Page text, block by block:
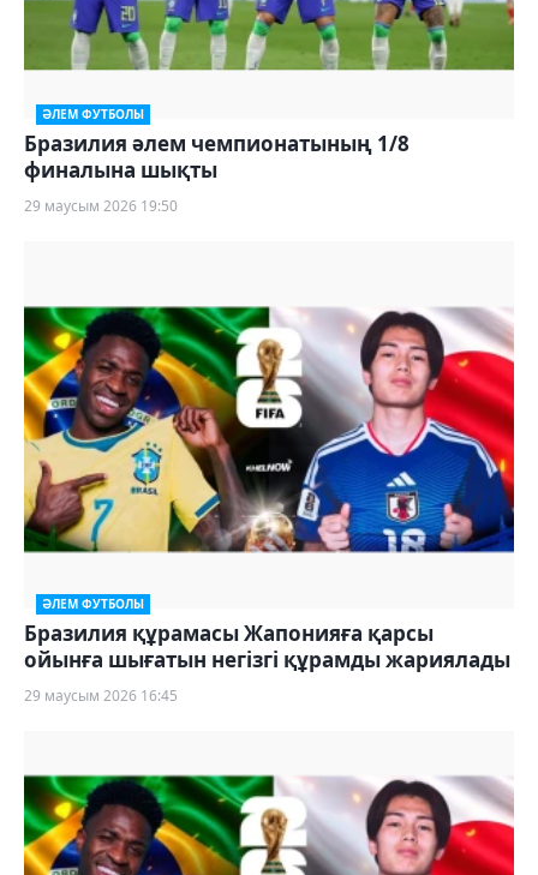
ӘЛЕМ ФУТБОЛЫ
Бразилия әлем чемпионатының 1/8
финалына шықты
29 маусым 2026 19:50
ӘЛЕМ ФУТБОЛЫ
Бразилия құрамасы Жапонияға қарсы
ойынға шығатын негізгі құрамды жариялады
29 маусым 2026 16:45